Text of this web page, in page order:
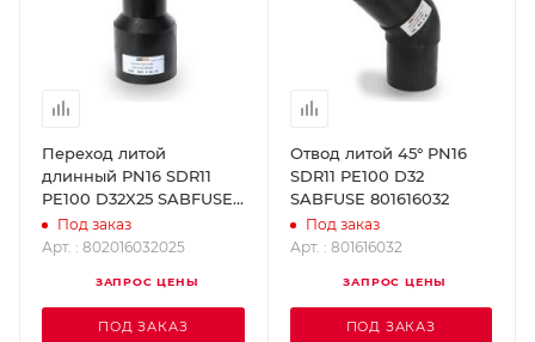
Переход литой
длинный PN16 SDR11
PE100 D32X25 SABFUSE
802016032025
Под заказ
Арт. : 802016032025
ЗАПРОС ЦЕНЫ
ПОД ЗАКАЗ
Отвод литой 45° PN16
SDR11 PE100 D32
SABFUSE 801616032
Под заказ
Арт. : 801616032
ЗАПРОС ЦЕНЫ
ПОД ЗАКАЗ